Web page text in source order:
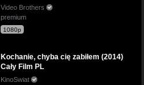
Video Brothers
premium
1080p
Kochanie, chyba cię zabiłem (2014)
Cały Film PL
KinoSwiat